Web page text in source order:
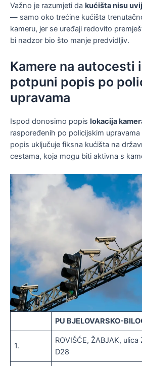
Važno je razumjeti da kućišta nisu
— samo oko trećine kućišta
kameru, jer se uređaji redovito
bi nadzor bio što manje predvidljiv.
Kamere na autocesti
potpuni popis po
upravama
Ispod donosimo popis lokacija
raspoređenih po policijskim
popis uključuje fiksna kućišta na
cestama, koja mogu biti aktivna s
PU BJELOVARSKO-
1.
ROVIŠĆE, ŽABJAK,
D28